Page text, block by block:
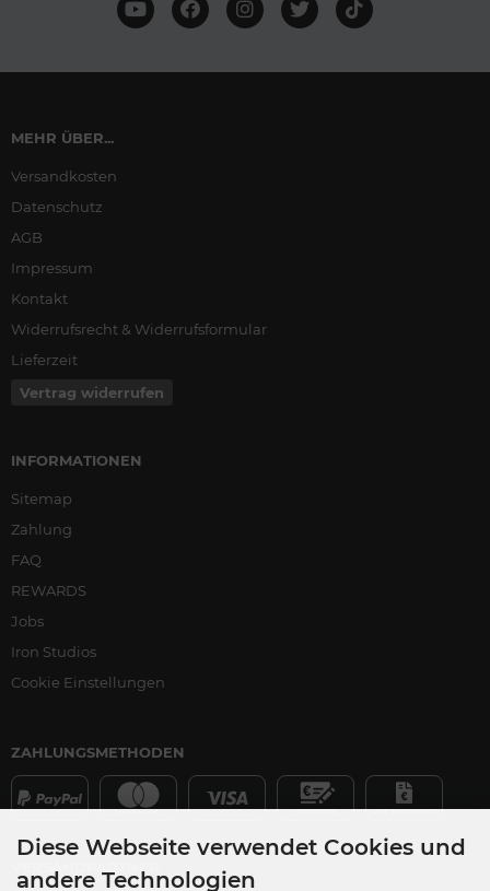
MEHR ÜBER...
Versandkosten
Datenschutz
AGB
Impressum
Kontakt
Widerrufsrecht & Widerrufsformular
Lieferzeit
Vertrag widerrufen
INFORMATIONEN
Sitemap
Zahlung
FAQ
REWARDS
Jobs
Iron Studios
Cookie Einstellungen
ZAHLUNGSMETHODEN
Diese Webseite verwendet Cookies und
andere Technologien